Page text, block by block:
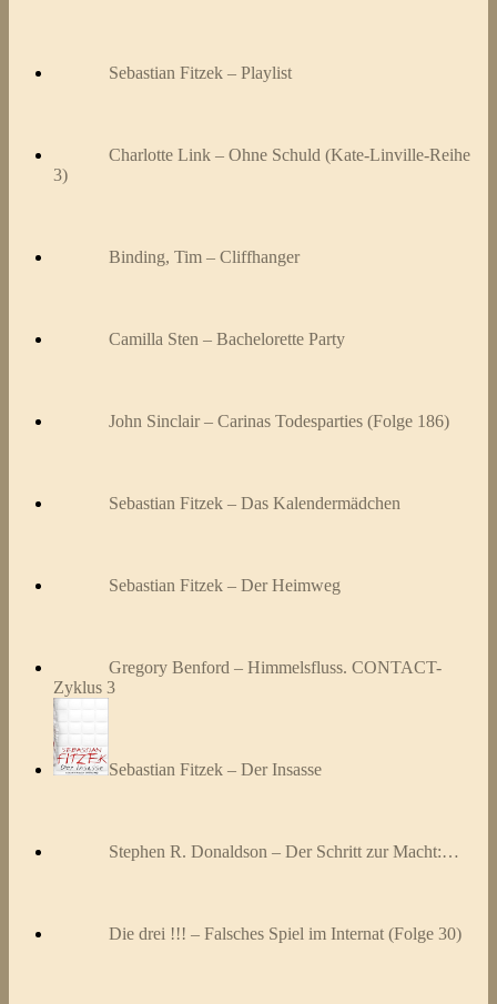
Sebastian Fitzek – Playlist
Charlotte Link – Ohne Schuld (Kate-Linville-Reihe
3)
Binding, Tim – Cliffhanger
Camilla Sten – Bachelorette Party
John Sinclair – Carinas Todesparties (Folge 186)
Sebastian Fitzek – Das Kalendermädchen
Sebastian Fitzek – Der Heimweg
Gregory Benford – Himmelsfluss. CONTACT-
Zyklus 3
Sebastian Fitzek – Der Insasse
Stephen R. Donaldson – Der Schritt zur Macht:…
Die drei !!! – Falsches Spiel im Internat (Folge 30)